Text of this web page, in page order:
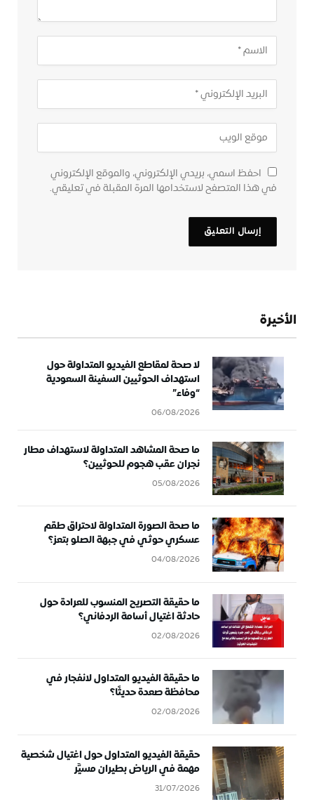
احفظ اسمي، بريدي الإلكتروني، والموقع الإلكتروني
في هذا المتصفح لاستخدامها المرة المقبلة في تعليقي.
الأخيرة
لا صحة لمقاطع الفيديو المتداولة حول
استهداف الحوثيين السفينة السعودية
“وفاء”
06/08/2026
ما صحة المشاهد المتداولة لاستهداف مطار
نجران عقب هجوم للحوثيين؟
05/08/2026
ما صحة الصورة المتداولة لاحتراق طقم
عسكري حوثي في جبهة الصلو بتعز؟
04/08/2026
ما حقيقة التصريح المنسوب للعرادة حول
حادثة اغتيال أسامة الردفاني؟
02/08/2026
ما حقيقة الفيديو المتداول لانفجار في
محافظة صعدة حديثًا؟
02/08/2026
حقيقة الفيديو المتداول حول اغتيال شخصية
مهمة في الرياض بطيران مسيَّر
31/07/2026